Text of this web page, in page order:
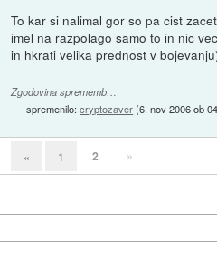
To kar si nalimal gor so pa cist
imel na razpolago samo to in nic
in hkrati velika prednost v
Zgodovina sprememb…
spremenilo:cryptozaver(6. nov 2006 ob
« 1 2 »